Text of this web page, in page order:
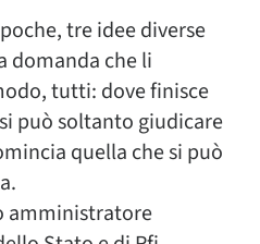
tre idee diverse
domanda che li
tutti: dove finisce
può soltanto giudicare
quella che si può
amministratore